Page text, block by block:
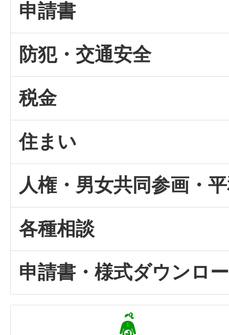
申請書
防犯・交通安全
税金
住まい
人権・男女共同参画・
各種相談
申請書・様式ダウンロ